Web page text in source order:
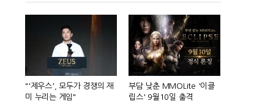
"'제우스', 모두가 경쟁의 재
미 누리는 게임"
부담 낮춘 MMOLite '이클
립스' 9월10일 출격